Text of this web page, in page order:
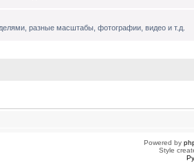
разные масштабы, фотографии, видео и т.д.
нет зарегистрированных пользователейPowered by
Style